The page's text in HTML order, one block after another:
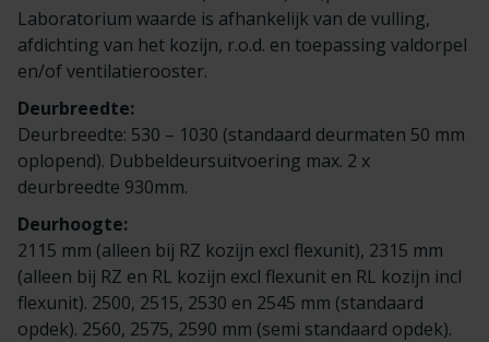
Veelgestelde vragen
Brochures
Veelgestelde vragen
Laboratorium waarde is afhankelijk van de vulling,
afdichting van het kozijn, r.o.d. en toepassing valdorpel
en/of ventilatierooster.
Deurbreedte:
Deurbreedte: 530 – 1030 (standaard deurmaten 50 mm
oplopend). Dubbeldeursuitvoering max. 2 x
deurbreedte 930mm.
Deurhoogte:
2115 mm (alleen bij RZ kozijn excl flexunit), 2315 mm
(alleen bij RZ en RL kozijn excl flexunit en RL kozijn incl
flexunit). 2500, 2515, 2530 en 2545 mm (standaard
opdek). 2560, 2575, 2590 mm (semi standaard opdek).